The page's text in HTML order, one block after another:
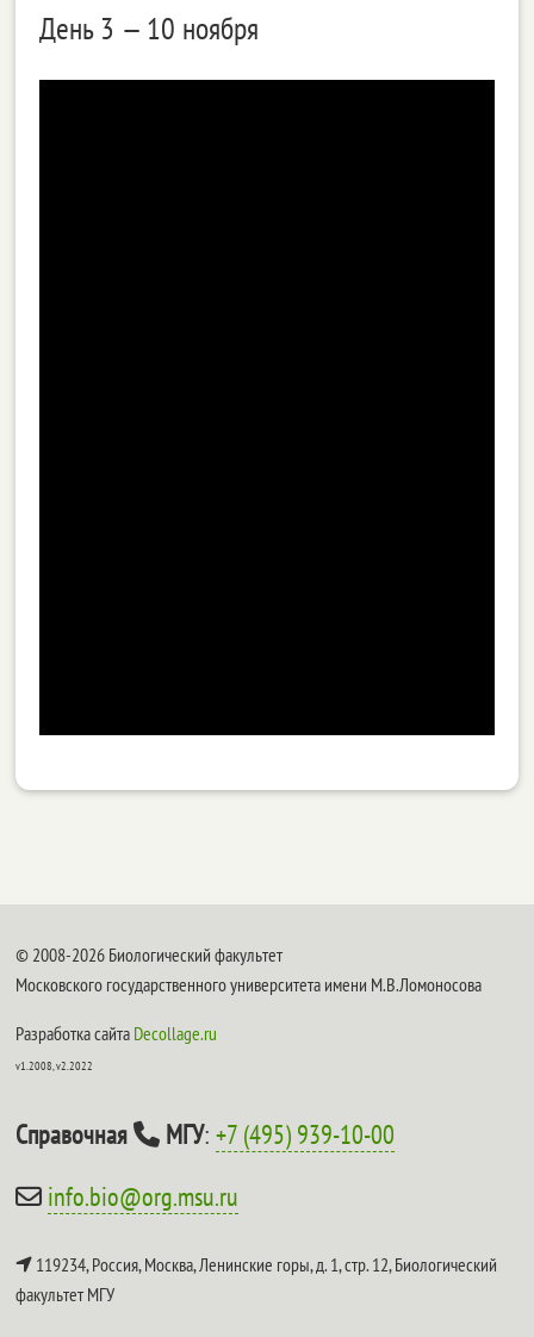
День 3 — 10 ноября
© 2008-2026 Биологический факультет
Московского государственного университета имени М.В.Ломоносова
Разработка сайта Decollage.ru
v1.2008, v2.2022
Справочная МГУ:+7 (495) 939-10-00
info.bio@org.msu.ru
119234, Россия, Москва, Ленинские горы, д. 1, стр. 12,Биологический
факультет МГУ